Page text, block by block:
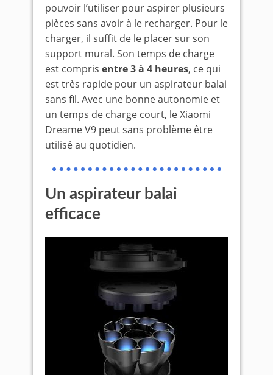
pouvoir l’utiliser pour aspirer plusieurs
pièces sans avoir à le recharger. Pour le
charger, il suffit de le placer sur son
support mural. Son temps de charge
est compris entre 3 à 4 heures, ce qui
est très rapide pour un aspirateur balai
sans fil. Avec une bonne autonomie et
un temps de charge court, le Xiaomi
Dreame V9 peut sans problème être
utilisé au quotidien.
Un aspirateur balai
efficace